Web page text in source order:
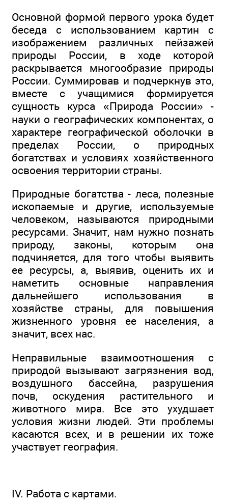
Основной формой первого урока будет
беседа с использованием картин с
изображением различных пейзажей
природы России, в ходе которой
раскрывается многообразие природы
России. Суммировав и подчеркнув это,
вместе с учащимися формируется
сущность курса «Природа России» -
науки о географических компонентах, о
характере географической оболочки в
пределах России, о природных
богатствах и условиях хозяйственного
освоения территории страны.
Природные богатства - леса, полезные
ископаемые и другие, используемые
человеком, называются природными
ресурсами. Значит, нам нужно познать
природу, законы, которым она
подчиняется, для того чтобы выявить
ее ресурсы, а, выявив, оценить их и
наметить основные направления
дальнейшего использования в
хозяйстве страны, для повышения
жизненного уровня ее населения, а
значит, всех нас.
Неправильные взаимоотношения с
природой вызывают загрязнения вод,
воздушного бассейна, разрушения
почв, оскудения растительного и
животного мира. Все это ухудшает
условия жизни людей. Эти проблемы
касаются всех, и в решении их тоже
участвует география.
IV. Работа с картами.